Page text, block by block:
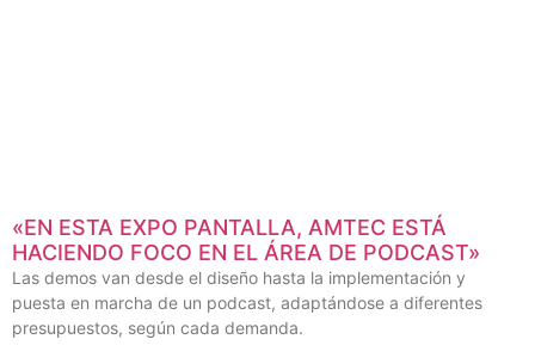
«EN ESTA EXPO PANTALLA, AMTEC ESTÁ
HACIENDO FOCO EN EL ÁREA DE PODCAST»
Las demos van desde el diseño hasta la implementación y
puesta en marcha de un podcast, adaptándose a diferentes
presupuestos, según cada demanda.